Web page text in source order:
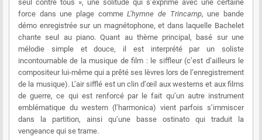
seul contre tous », une solitude qui s’exprime avec une certaine
force dans une plage commeL’hymne de Trincamp, une bande
démo enregistrée sur un magnétophone, et dans laquelle Bachelet
chante seul au piano. Quant au thème principal, basé sur une
mélodie simple et douce, il est interprété par un soliste
incontournable de la musique de film : le siffleur (c’est d’ailleurs le
compositeur lui-même qui a prêté ses lèvres lors de l’enregistrement
de la musique). L’air sifflé est un clin d’œil aux westerns et aux films
de guerre, ce qui est renforcé par le fait qu’un autre instrument
emblématique du western (l’harmonica) vient parfois s’immiscer
dans la partition, ainsi qu’une basse ostinato qui traduit la
vengeance qui se trame.